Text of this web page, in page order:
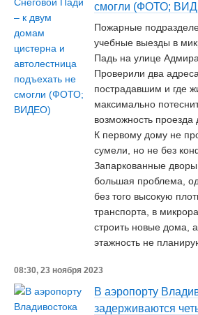
смогли (ФОТО;
Пожарные
учебные выезды в
Падь на улице
Проверили два
пострадавшим и где
максимально
возможность
К первому дому не
сумели, но не без
Запаркованные
большая проблема,
без того высокую
транспорта, в
строить новые дома,
этажность не
08:30, 23 ноября 2023
В аэропорту
задерживаются